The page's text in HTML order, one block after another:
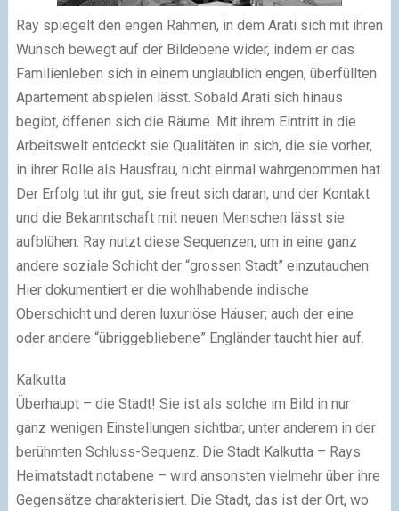
Ray spiegelt den engen Rahmen, in dem Arati sich mit ihren
Wunsch bewegt auf der Bildebene wider, indem er das
Familienleben sich in einem unglaublich engen, überfüllten
Apartement abspielen lässt. Sobald Arati sich hinaus
begibt, öffenen sich die Räume. Mit ihrem Eintritt in die
Arbeitswelt entdeckt sie Qualitäten in sich, die sie vorher,
in ihrer Rolle als Hausfrau, nicht einmal wahrgenommen hat.
Der Erfolg tut ihr gut, sie freut sich daran, und der Kontakt
und die Bekanntschaft mit neuen Menschen lässt sie
aufblühen. Ray nutzt diese Sequenzen, um in eine ganz
andere soziale Schicht der “grossen Stadt” einzutauchen:
Hier dokumentiert er die wohlhabende indische
Oberschicht und deren luxuriöse Häuser; auch der eine
oder andere “übriggebliebene” Engländer taucht hier auf.
Kalkutta
Überhaupt – die Stadt! Sie ist als solche im Bild in nur
ganz wenigen Einstellungen sichtbar, unter anderem in der
berühmten Schluss-Sequenz. Die Stadt Kalkutta – Rays
Heimatstadt notabene – wird ansonsten vielmehr über ihre
Gegensätze charakterisiert. Die Stadt, das ist der Ort, wo